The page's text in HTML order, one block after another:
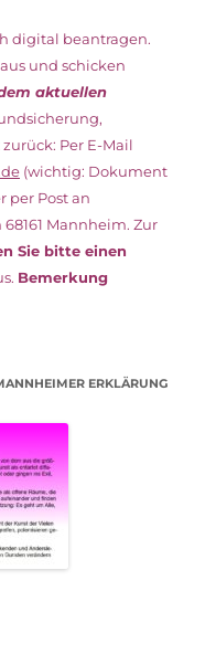
digital beantragen.
und schicken
aktuellen
Per E-Mail
(wichtig: Dokument
per Post an
Mannheim. Zur
Sie bitte einen
Bemerkung
ERKLÄRUNG